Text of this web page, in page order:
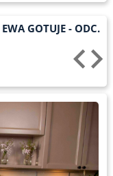
EWA GOTUJE - ODC.